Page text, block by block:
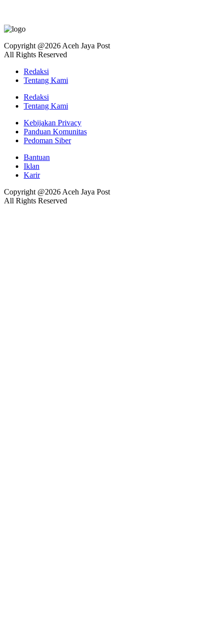
Copyright @2026 Aceh Jaya Post
All Rights Reserved
Redaksi
Tentang Kami
Redaksi
Tentang Kami
Kebijakan Privacy
Panduan Komunitas
Pedoman Siber
Bantuan
Iklan
Karir
Copyright @2026 Aceh Jaya Post
All Rights Reserved